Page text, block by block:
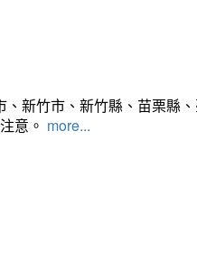
新竹市、新竹縣、苗栗縣
意。 more...